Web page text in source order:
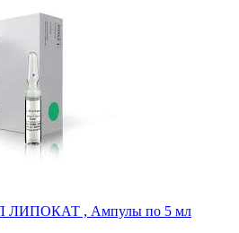
, Ампулы по 5 мл